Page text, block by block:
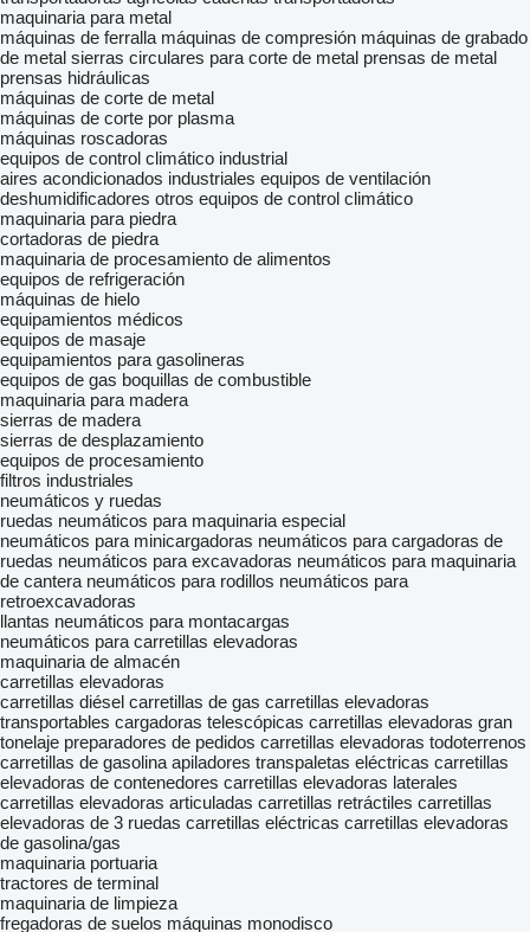
maquinaria para metal
máquinas de ferralla máquinas de compresión máquinas de grabado
de metal sierras circulares para corte de metal prensas de metal
prensas hidráulicas
máquinas de corte de metal
máquinas de corte por plasma
máquinas roscadoras
equipos de control climático industrial
aires acondicionados industriales equipos de ventilación
deshumidificadores otros equipos de control climático
maquinaria para piedra
cortadoras de piedra
maquinaria de procesamiento de alimentos
equipos de refrigeración
máquinas de hielo
equipamientos médicos
equipos de masaje
equipamientos para gasolineras
equipos de gas boquillas de combustible
maquinaria para madera
sierras de madera
sierras de desplazamiento
equipos de procesamiento
filtros industriales
neumáticos y ruedas
ruedas neumáticos para maquinaria especial
neumáticos para minicargadoras neumáticos para cargadoras de
ruedas neumáticos para excavadoras neumáticos para maquinaria
de cantera neumáticos para rodillos neumáticos para
retroexcavadoras
llantas neumáticos para montacargas
neumáticos para carretillas elevadoras
maquinaria de almacén
carretillas elevadoras
carretillas diésel carretillas de gas carretillas elevadoras
transportables cargadoras telescópicas carretillas elevadoras gran
tonelaje preparadores de pedidos carretillas elevadoras todoterrenos
carretillas de gasolina apiladores transpaletas eléctricas carretillas
elevadoras de contenedores carretillas elevadoras laterales
carretillas elevadoras articuladas carretillas retráctiles carretillas
elevadoras de 3 ruedas carretillas eléctricas carretillas elevadoras
de gasolina/gas
maquinaria portuaria
tractores de terminal
maquinaria de limpieza
fregadoras de suelos máquinas monodisco